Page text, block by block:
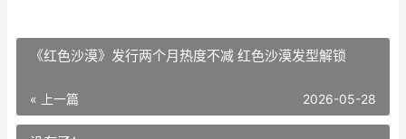
《红色沙漠》发行两个月热度不减 红色沙漠发型解锁
« 上一篇 2026-05-28